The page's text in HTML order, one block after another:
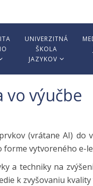
UNIVERZITNÁ
ŠKOLA
JAZYKOV
vo výučbe
(vrátane AI)
forme vytvoreného e-
a techniky na
k zvyšovaniu kvality